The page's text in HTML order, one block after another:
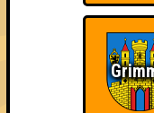
==== JETZT TISCH